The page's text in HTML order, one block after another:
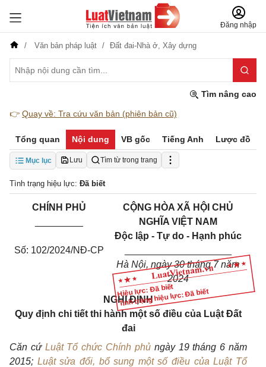
Đăng nhập
Văn bản pháp luật Đất đai-Nhà ở, Xây dựng
Tìm nâng cao
👉 Quay về: Tra cứu văn bản (phiên bản cũ)
Tổng quan Nội dung VB gốc Tiếng Anh Lược đồ
Mục lục Lưu Tìm từ trong trang
Tình trạng hiệu lực: Đã biết
Hiệu lực: Đã biết
Tình trạng hiệu lực: Đã biết
CHÍNH PHỦ
Số: 102/2024/NĐ-CP
CỘNG HÒAXÃ HỘI CHỦ
NGHĨA VIỆT NAM
Độc lập - Tự do - Hạnh phúc
Hà Nội, ngày 30 tháng7 năm
2024
NGHỊ ĐỊNH
Quy định chi tiết thi hành một số điều của Luật Đất
đai
Căn cứ Luật Tổ chức Chính phủ ngày 19 tháng 6 năm
2015; Luật sửa đổi, bổ sung một số điều của Luật Tổ